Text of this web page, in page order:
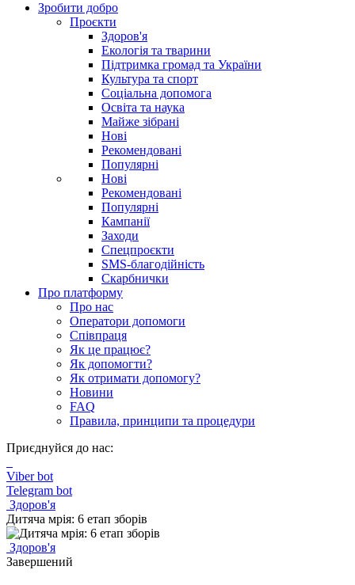
Зробити добро
Проєкти
Здоров'я
Екологія та тварини
Підтримка громад та України
Культура та спорт
Соціальна допомога
Освіта та наука
Майже зібрані
Нові
Рекомендовані
Популярні
Нові
Рекомендовані
Популярні
Кампанії
Заходи
Спецпроєкти
SMS-благодійність
Скарбнички
Про платформу
Про нас
Оператори допомоги
Співпраця
Як це працює?
Як допомогти?
Як отримати допомогу?
Новини
FAQ
Правила, принципи та процедури
Приєднуйся до нас:
Viber bot
Telegram bot
Здоров'я
Дитяча мрія: 6 етап зборів
Здоров'я
Завершений